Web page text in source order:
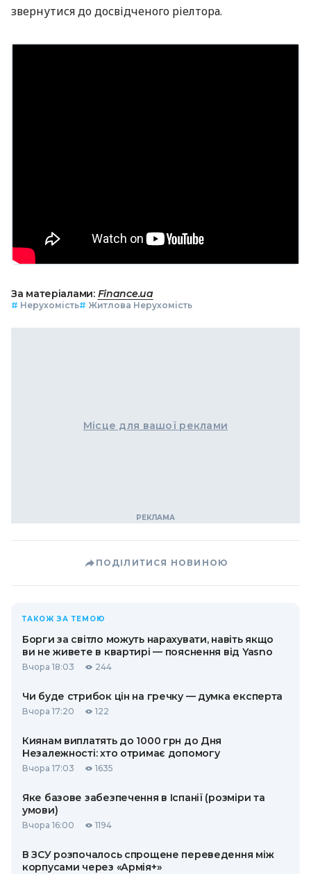
звернутися до досвідченого ріелтора.
За матеріалами: Finance.ua
# Нерухомість# Житлова Нерухомість
Місце для вашої реклами
ПОДІЛИТИСЯ НОВИНОЮ
ТАКОЖ ЗА ТЕМОЮ
Борги за світло можуть нарахувати, навіть якщо
ви не живете в квартирі — пояснення від Yasno
Вчора 18:03 244
Чи буде стрибок цін на гречку — думка експерта
Вчора 17:20 122
Киянам виплатять до 1000 грн до Дня
Незалежності: хто отримає допомогу
Вчора 17:03 1635
Яке базове забезпечення в Іспанії (розміри та
умови)
Вчора 16:00 1194
В ЗСУ розпочалось спрощене переведення між
корпусами через «Армія+»